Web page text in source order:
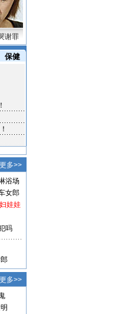
谢罪
更多>>
浴场
女郎
娃娃
吗
更多>>